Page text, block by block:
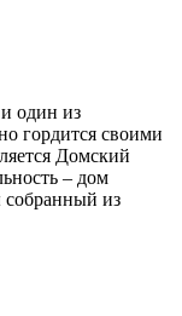
один из
гордится своими
Домский
– дом
собранный из